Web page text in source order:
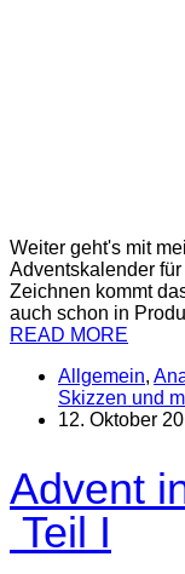
Weiter geht's mit
Adventskalender
Zeichnen kommt
auch schon in
READ MORE
Allgemein,
Skizzen und
12. Oktober
Advent
Teil I